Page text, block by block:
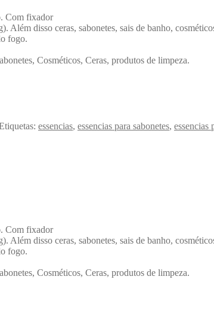
Com fixador
disso ceras, sabonetes, sais de banho,
fogo.
Cosméticos, Ceras, produtos de limpeza.
essencias, essencias para sabonetes, essencias
Com fixador
disso ceras, sabonetes, sais de banho,
fogo.
Cosméticos, Ceras, produtos de limpeza.